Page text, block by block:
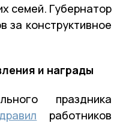
семей. Губернатор
за конструктивное
и награды
праздника
работников